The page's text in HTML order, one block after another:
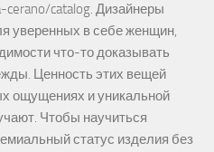
catalog. Дизайнеры
уверенных в себе женщин,
что-то доказывать
Ценность этих вещей
ощущениях и уникальной
Чтобы научиться
статус изделия без